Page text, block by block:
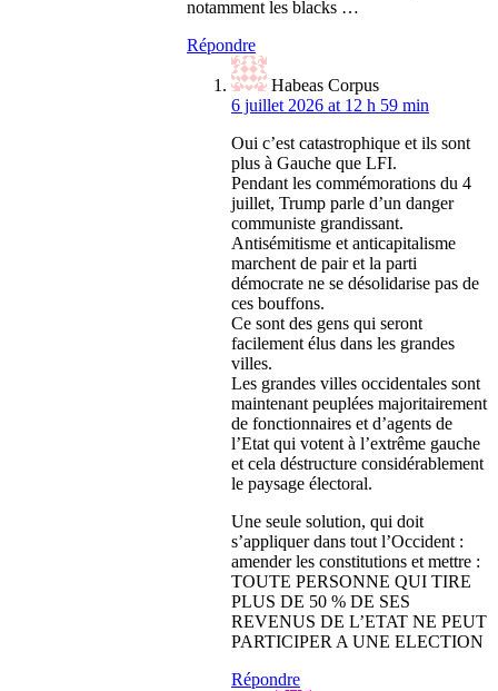
notamment les blacks …
Répondre
Habeas Corpus
6 juillet 2026 at 12 h 59 min
Oui c’est catastrophique et ils sont
plus à Gauche que LFI.
Pendant les commémorations du 4
juillet, Trump parle d’un danger
communiste grandissant.
Antisémitisme et anticapitalisme
marchent de pair et la parti
démocrate ne se désolidarise pas de
ces bouffons.
Ce sont des gens qui seront
facilement élus dans les grandes
villes.
Les grandes villes occidentales sont
maintenant peuplées majoritairement
de fonctionnaires et d’agents de
l’Etat qui votent à l’extrême gauche
et cela déstructure considérablement
le paysage électoral.
Une seule solution, qui doit
s’appliquer dans tout l’Occident :
amender les constitutions et mettre :
TOUTE PERSONNE QUI TIRE
PLUS DE 50 % DE SES
REVENUS DE L’ETAT NE PEUT
PARTICIPER A UNE ELECTION
Répondre